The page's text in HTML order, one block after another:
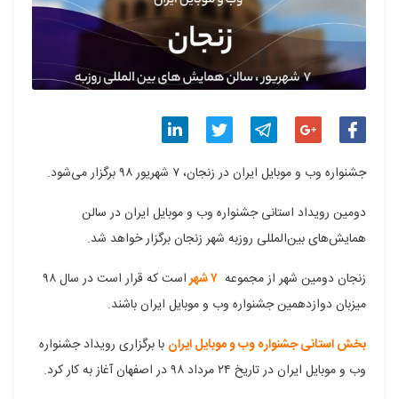
در
پلاس
در
در
در
جشنواره وب و موبایل ایران در زنجان، ۷ شهریور ۹۸ برگزار می‌شود.
دومین رویداد استانی جشنواره وب و موبایل ایران در سالن
همایش‌های بین‌المللی روزبه شهر زنجان برگزار خواهد شد.
زنجان دومین شهر از مجموعه ۷ شهر
است که قرار است در سال ۹۸
میزبان دوازدهمین جشنواره وب و موبایل ایران باشند.
بخش استانی جشنواره وب و موبایل ایران با برگزاری رویداد جشنواره
وب و موبایل ایران در تاریخ ۲۴ مرداد ۹۸ در اصفهان آغاز به کار کرد.